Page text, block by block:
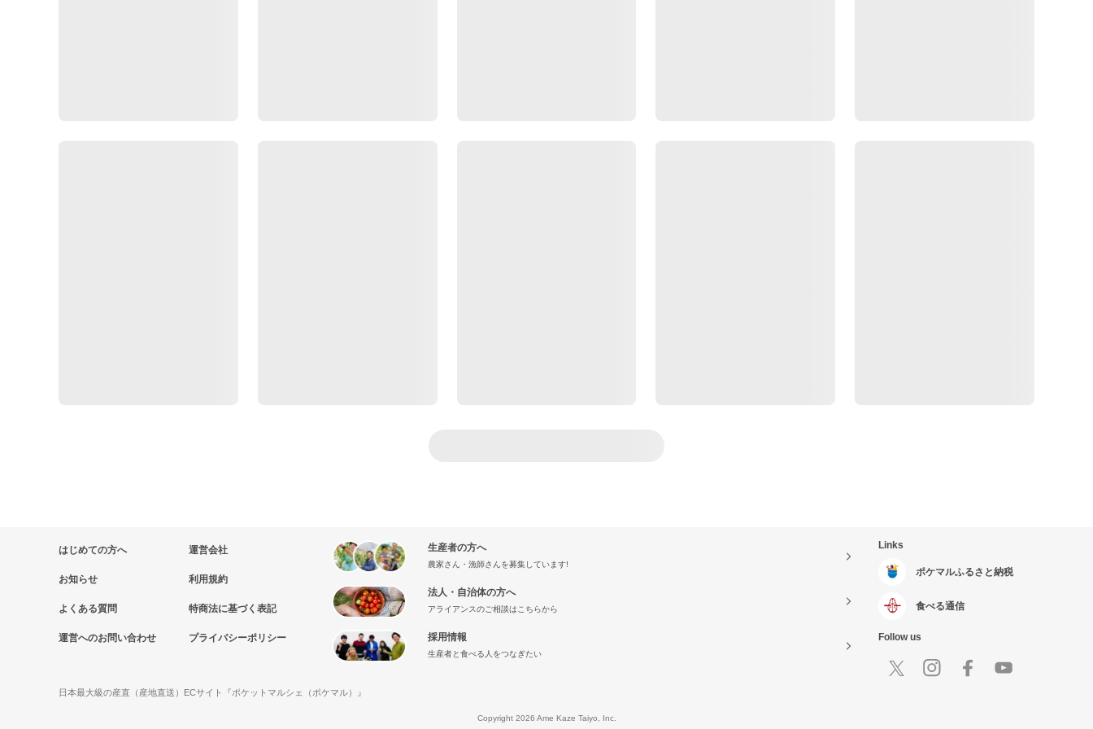
はじめての方へ
お知らせ
よくある質問
運営へのお問い合わせ
運営会社
利用規約
特商法に基づく表記
プライバシーポリシー
生産者の方へ
農家さん・漁師さんを募集しています!
法人・自治体の方へ
アライアンスのご相談はこちらから
採用情報
生産者と食べる人をつなぎたい
Links
ポケマルふるさと納税
食べる通信
Follow us
日本最大級の産直（産地直送）ECサイト『ポケットマルシェ（ポケマル）』
Copyright 2026 Ame Kaze Taiyo, Inc.